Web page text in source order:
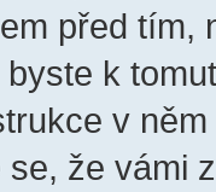
před tím,
k
v
že vámi